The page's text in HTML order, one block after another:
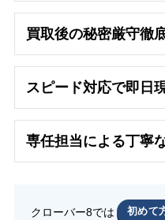
買取後の秘密厳守徹
スピード対応で即日
専任担当による丁寧
クローバー8では 初めて